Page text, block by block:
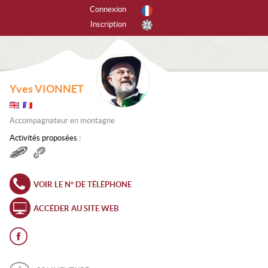
les activités
DE GLACE
Connexion
Inscription
Yves VIONNET
Accompagnateur en montagne
Activités proposées :
VOIR LE N° DE TÉLÉPHONE
ACCÉDER AU SITE WEB